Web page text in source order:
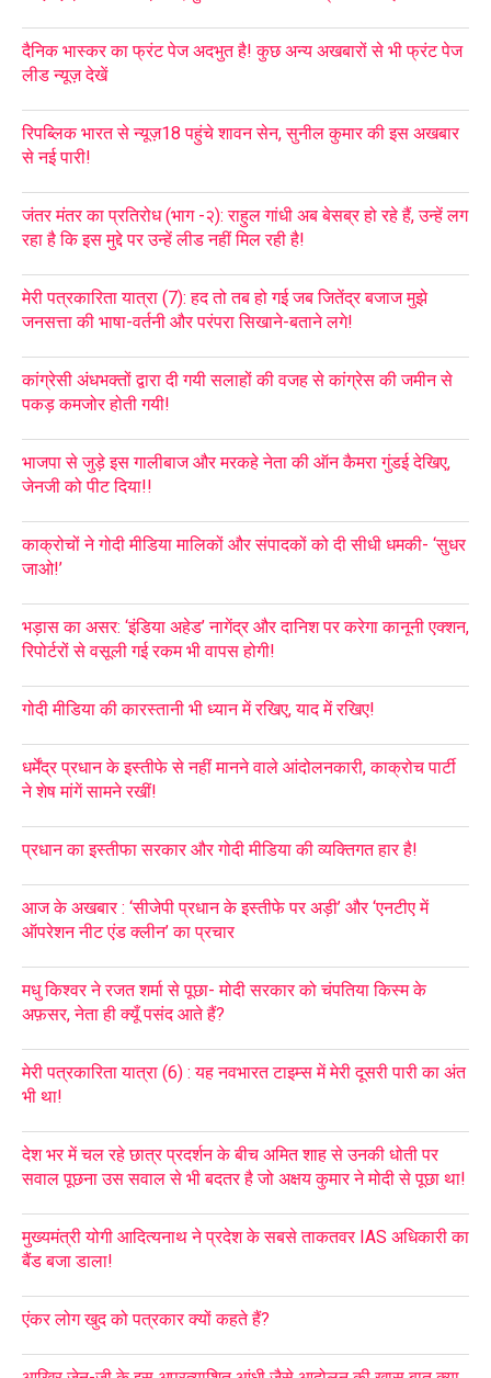
दैनिक भास्कर का फ्रंट पेज अदभुत है! कुछ अन्य अखबारों से भी फ्रंट पेज
लीड न्यूज़ देखें
रिपब्लिक भारत से न्यूज़18 पहुंचे शावन सेन, सुनील कुमार की इस अखबार
से नई पारी!
जंतर मंतर का प्रतिरोध (भाग -२): राहुल गांधी अब बेसब्र हो रहे हैं, उन्हें लग
रहा है कि इस मुद्दे पर उन्हें लीड नहीं मिल रही है!
मेरी पत्रकारिता यात्रा (7): हद तो तब हो गई जब जितेंद्र बजाज मुझे
जनसत्ता की भाषा-वर्तनी और परंपरा सिखाने-बताने लगे!
कांग्रेसी अंधभक्तों द्वारा दी गयी सलाहों की वजह से कांग्रेस की जमीन से
पकड़ कमजोर होती गयी!
भाजपा से जुड़े इस गालीबाज और मरकहे नेता की ऑन कैमरा गुंडई देखिए,
जेनजी को पीट दिया!!
काक्रोचों ने गोदी मीडिया मालिकों और संपादकों को दी सीधी धमकी- ‘सुधर
जाओ!’
भड़ास का असर: ‘इंडिया अहेड’ नागेंद्र और दानिश पर करेगा कानूनी एक्शन,
रिपोर्टरों से वसूली गई रकम भी वापस होगी!
गोदी मीडिया की कारस्तानी भी ध्यान में रखिए, याद में रखिए!
धर्मेंद्र प्रधान के इस्तीफे से नहीं मानने वाले आंदोलनकारी, काक्रोच पार्टी
ने शेष मांगें सामने रखीं!
प्रधान का इस्तीफा सरकार और गोदी मीडिया की व्यक्तिगत हार है!
आज के अखबार : ‘सीजेपी प्रधान के इस्तीफे पर अड़ी’ और ‘एनटीए में
ऑपरेशन नीट एंड क्लीन’ का प्रचार
मधु किश्वर ने रजत शर्मा से पूछा- मोदी सरकार को चंपतिया किस्म के
अफ़सर, नेता ही क्यूँ पसंद आते हैं?
मेरी पत्रकारिता यात्रा (6) : यह नवभारत टाइम्स में मेरी दूसरी पारी का अंत
भी था!
देश भर में चल रहे छात्र प्रदर्शन के बीच अमित शाह से उनकी धोती पर
सवाल पूछना उस सवाल से भी बदतर है जो अक्षय कुमार ने मोदी से पूछा था!
मुख्यमंत्री योगी आदित्यनाथ ने प्रदेश के सबसे ताकतवर IAS अधिकारी का
बैंड बजा डाला!
एंकर लोग खुद को पत्रकार क्यों कहते हैं?